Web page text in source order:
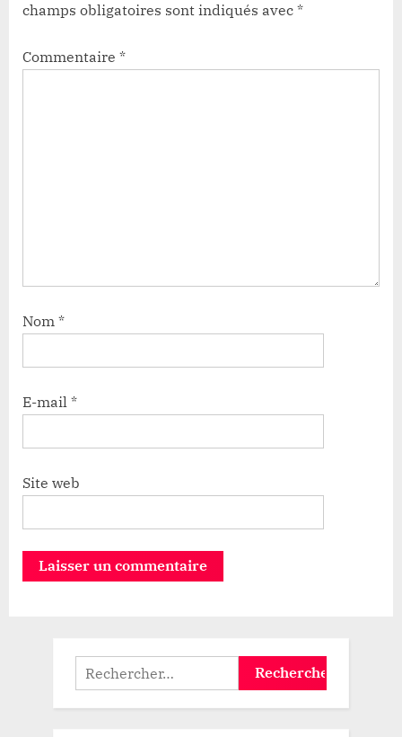
champs obligatoires sont indiqués avec *
Commentaire *
Nom *
E-mail *
Site web
Rechercher :